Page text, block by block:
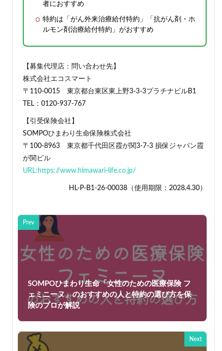
者におすすめ
特約は「がん外来治療給付特約」「抗がん剤・ホ
ルモン剤治療給付特約」がおすすめ
【募集代理店：問い合わせ先】
株式会社エコスマート
〒110-0015 東京都台東区東上野3-3-3プラチナビルB1
TEL：0120-937-767
【引受保険会社】
SOMPOひまわり生命保険株式会社
〒100-8963 東京都千代田区霞が関3-7-3 損保ジャパン霞
が関ビル
URL:https://www.himawari-life.co.jp/
HL-P-B1-26-00038（使用期限：2028.4.30）
Prev
SOMPOひまわり生命「女性のための医療保険 フ
ェミニーヌ」のおすすめの人と特約の選び方を保
険のプロが解説
Next